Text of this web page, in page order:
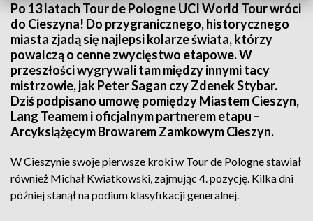
Po 13 latach Tour de Pologne UCI World Tour wróci
do Cieszyna! Do przygranicznego, historycznego
miasta zjadą się najlepsi kolarze świata, którzy
powalczą o cenne zwycięstwo etapowe. W
przeszłości wygrywali tam między innymi tacy
mistrzowie, jak Peter Sagan czy Zdenek Stybar.
Dziś podpisano umowę pomiędzy Miastem Cieszyn,
Lang Teamem i oficjalnym partnerem etapu –
Arcyksiążęcym Browarem Zamkowym Cieszyn.
W Cieszynie swoje pierwsze kroki w Tour de Pologne stawiał
również Michał Kwiatkowski, zajmując 4. pozycję. Kilka dni
później stanął na podium klasyfikacji generalnej.